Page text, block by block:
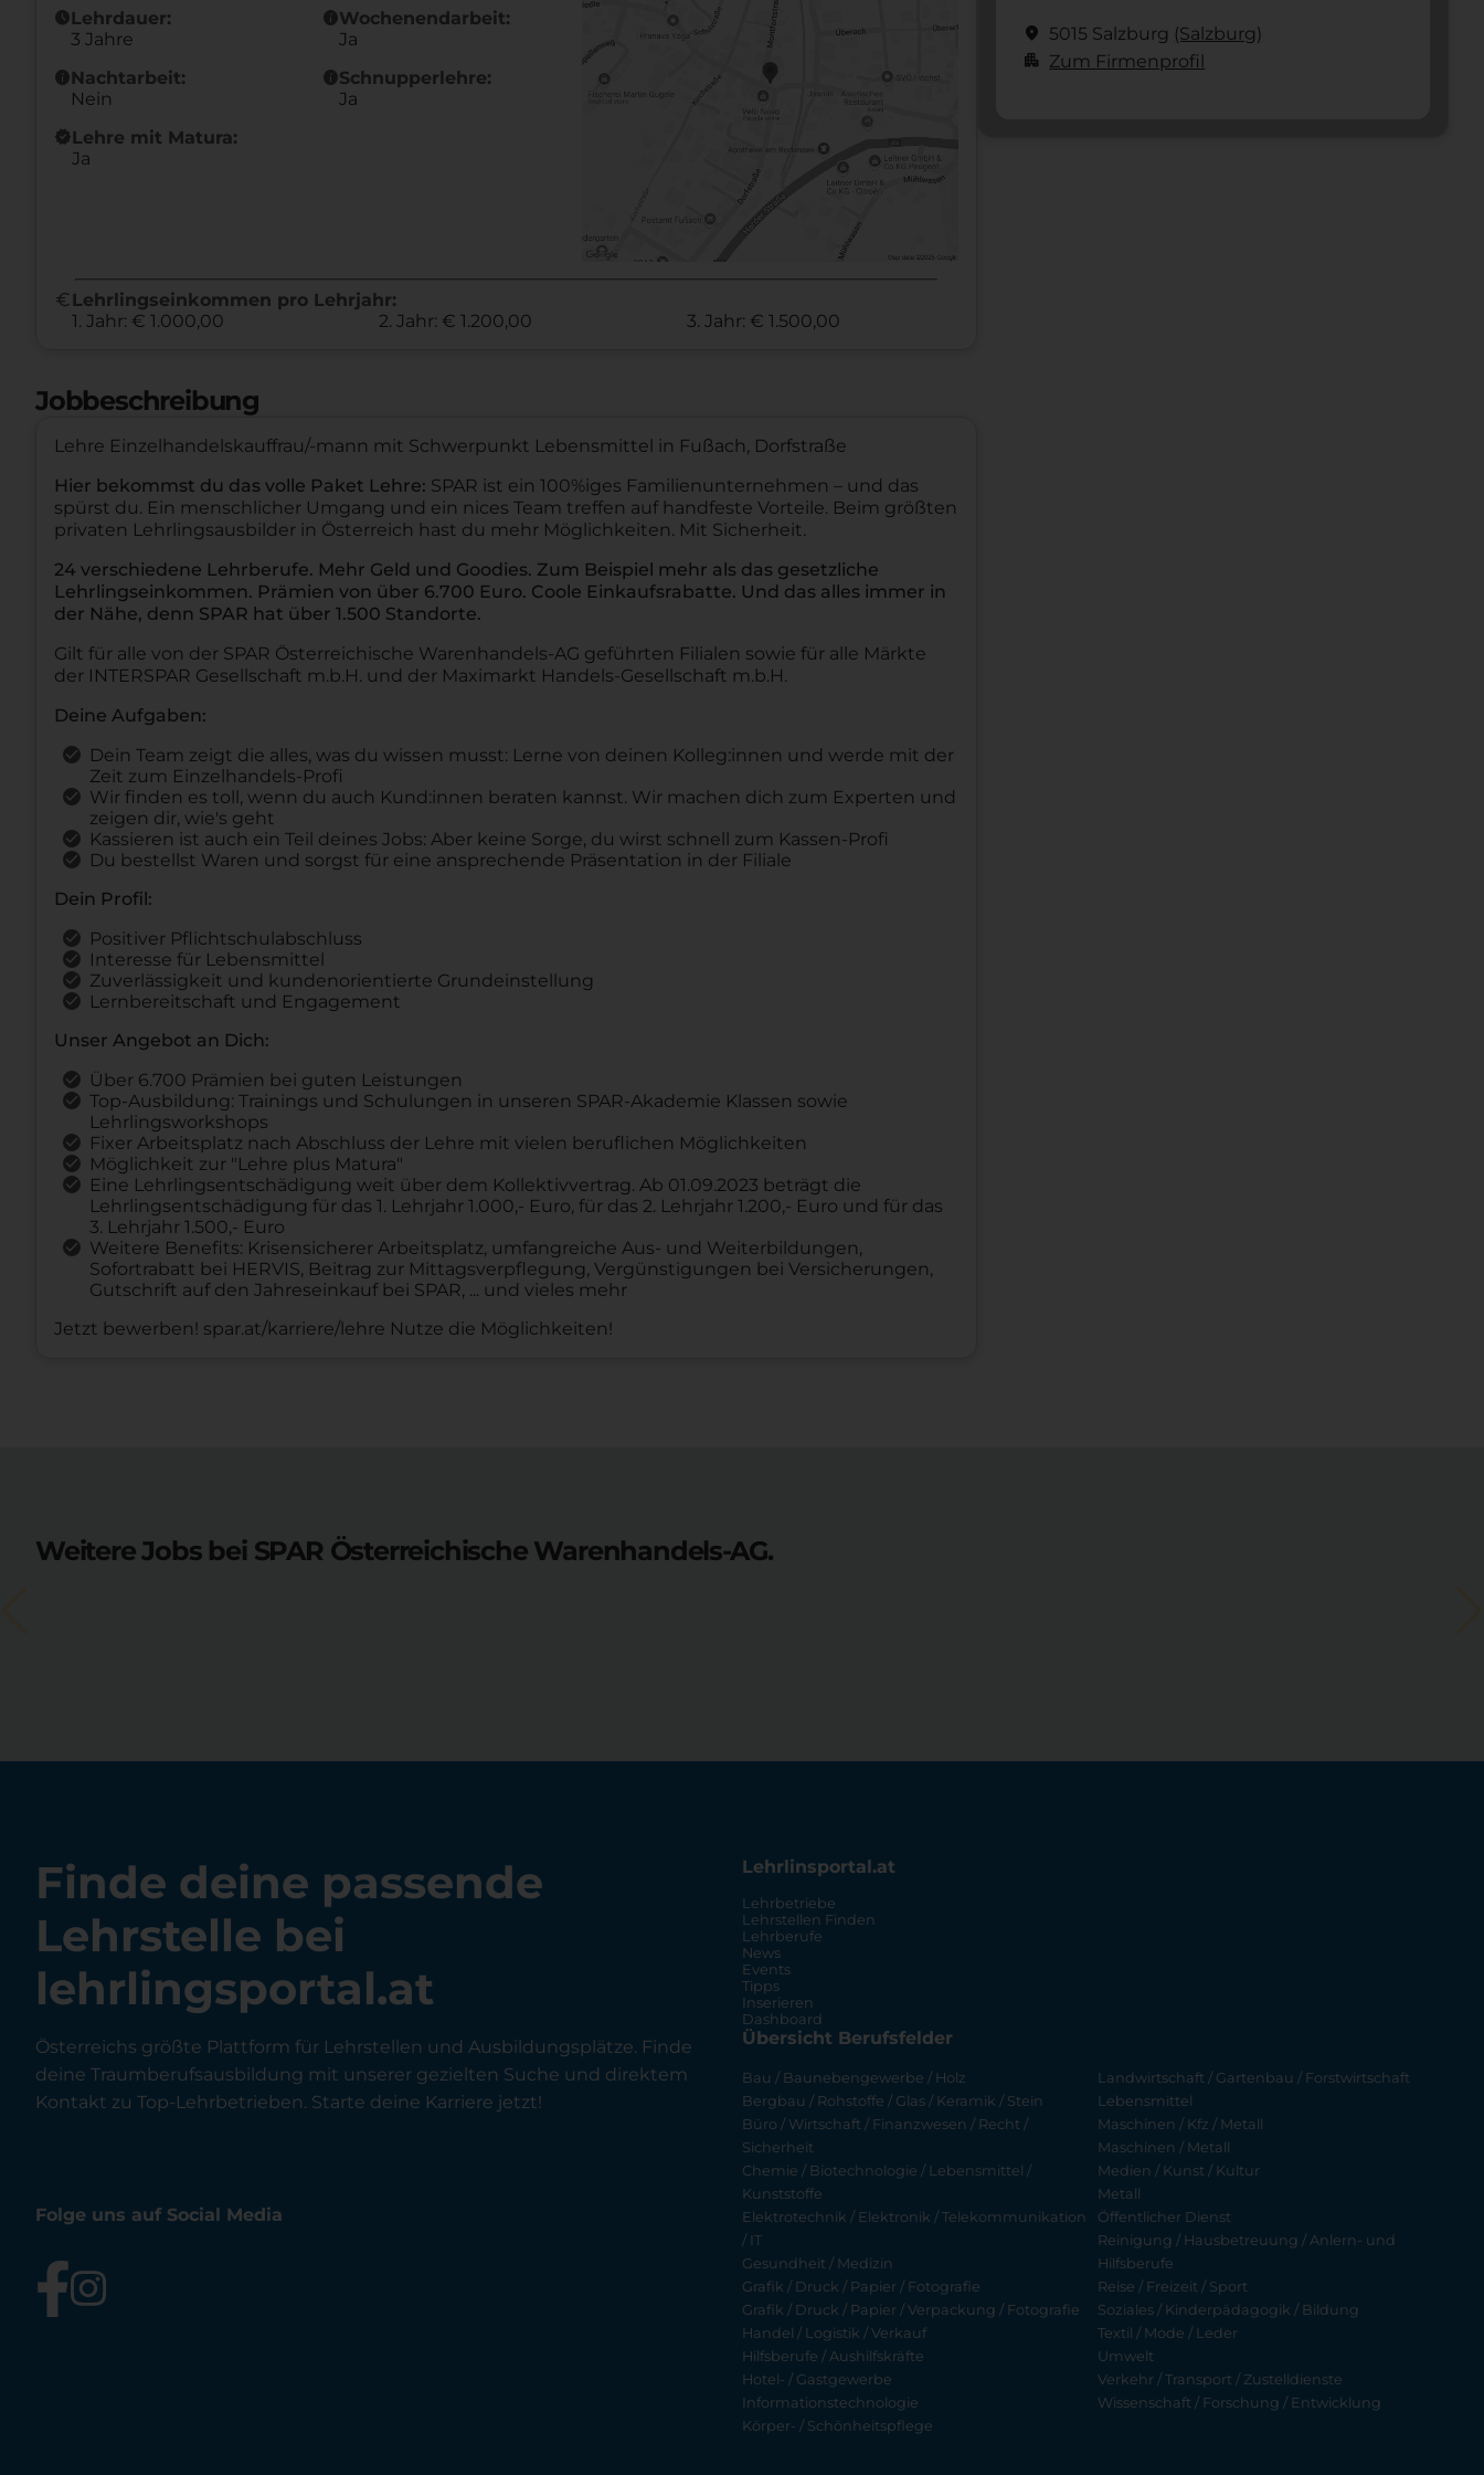
scheduleLehrdauer:
3 Jahre
infoWochenendarbeit:
Ja
infoNachtarbeit:
Nein
infoSchnupperlehre:
Ja
new_releasesLehre mit Matura:
Ja
euro Lehrlingseinkommen pro Lehrjahr:
1. Jahr: € 1.000,00
2. Jahr: € 1.200,00 3. Jahr: € 1.500,00
Jobbeschreibung
Lehre Einzelhandelskauffrau/-mann mit Schwerpunkt Lebensmittel in Fußach, Dorfstraße
Hier bekommst du das volle Paket Lehre: SPAR ist ein 100%iges Familienunternehmen – und das
spürst du. Ein menschlicher Umgang und ein nices Team treffen auf handfeste Vorteile. Beim größten
privaten Lehrlingsausbilder in Österreich hast du mehr Möglichkeiten. Mit Sicherheit.
24 verschiedene Lehrberufe. Mehr Geld und Goodies. Zum Beispiel mehr als das gesetzliche
Lehrlingseinkommen. Prämien von über 6.700 Euro. Coole Einkaufsrabatte. Und das alles immer in
der Nähe, denn SPAR hat über 1.500 Standorte.
Gilt für alle von der SPAR Österreichische Warenhandels-AG geführten Filialen sowie für alle Märkte
der INTERSPAR Gesellschaft m.b.H. und der Maximarkt Handels-Gesellschaft m.b.H.
Deine Aufgaben:
Dein Team zeigt die alles, was du wissen musst: Lerne von deinen Kolleg:innen und werde mit der
Zeit zum Einzelhandels-Profi
Wir finden es toll, wenn du auch Kund:innen beraten kannst. Wir machen dich zum Experten und
zeigen dir, wie's geht
Kassieren ist auch ein Teil deines Jobs: Aber keine Sorge, du wirst schnell zum Kassen-Profi
Du bestellst Waren und sorgst für eine ansprechende Präsentation in der Filiale
Dein Profil:
Positiver Pflichtschulabschluss
Interesse für Lebensmittel
Zuverlässigkeit und kundenorientierte Grundeinstellung
Lernbereitschaft und Engagement
Unser Angebot an Dich:
Über 6.700 Prämien bei guten Leistungen
Top-Ausbildung: Trainings und Schulungen in unseren SPAR-Akademie Klassen sowie
Lehrlingsworkshops
Fixer Arbeitsplatz nach Abschluss der Lehre mit vielen beruflichen Möglichkeiten
Möglichkeit zur "Lehre plus Matura"
Eine Lehrlingsentschädigung weit über dem Kollektivvertrag. Ab 01.09.2023 beträgt die
Lehrlingsentschädigung für das 1. Lehrjahr 1.000,- Euro, für das 2. Lehrjahr 1.200,- Euro und für das
3. Lehrjahr 1.500,- Euro
Weitere Benefits: Krisensicherer Arbeitsplatz, umfangreiche Aus- und Weiterbildungen,
Sofortrabatt bei HERVIS, Beitrag zur Mittagsverpflegung, Vergünstigungen bei Versicherungen,
Gutschrift auf den Jahreseinkauf bei SPAR, ... und vieles mehr
Jetzt bewerben! spar.at/karriere/lehre Nutze die Möglichkeiten!
location_on 5015 Salzburg (Salzburg)
apartment Zum Firmenprofil
Weitere Jobs bei SPAR Österreichische Warenhandels-AG.
Finde deine passende
Lehrstelle bei
lehrlingsportal.at
Österreichs größte Plattform für Lehrstellen und Ausbildungsplätze. Finde
deine Traumberufsausbildung mit unserer gezielten Suche und direktem
Kontakt zu Top-Lehrbetrieben. Starte deine Karriere jetzt!
Folge uns auf Social Media
Lehrlinsportal.at
Lehrbetriebe
Lehrstellen Finden
Lehrberufe
News
Events
Tipps
Inserieren
Dashboard
Übersicht Berufsfelder
Bau / Baunebengewerbe / Holz
Bergbau / Rohstoffe / Glas / Keramik / Stein
Büro / Wirtschaft / Finanzwesen / Recht /
Sicherheit
Chemie / Biotechnologie / Lebensmittel /
Kunststoffe
Elektrotechnik / Elektronik / Telekommunikation
/ IT
Gesundheit / Medizin
Grafik / Druck / Papier / Fotografie
Grafik / Druck / Papier / Verpackung / Fotografie
Handel / Logistik / Verkauf
Hilfsberufe / Aushilfskräfte
Hotel- / Gastgewerbe
Informationstechnologie
Körper- / Schönheitspflege
Landwirtschaft / Gartenbau / Forstwirtschaft
Lebensmittel
Maschinen / Kfz / Metall
Maschinen / Metall
Medien / Kunst / Kultur
Metall
Öffentlicher Dienst
Reinigung / Hausbetreuung / Anlern- und
Hilfsberufe
Reise / Freizeit / Sport
Soziales / Kinderpädagogik / Bildung
Textil / Mode / Leder
Umwelt
Verkehr / Transport / Zustelldienste
Wissenschaft / Forschung / Entwicklung